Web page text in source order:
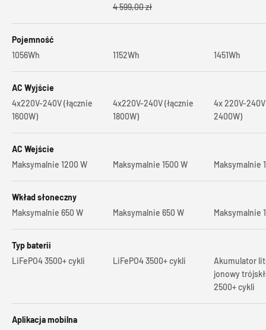
R1500
Cena regularna
4 599,00 zł
Pojemność
1056Wh
1152Wh 1451Wh
AC Wyjście
4x220V-240V (łącznie
1600W)
4x220V-240V (łącznie
1800W)
4x 220V-
2400W)
AC Wejście
Maksymalnie 1200 W
Maksymalnie 1500 W Maksymalnie
Wkład słoneczny
Maksymalnie 650 W
Maksymalnie 650 W Maksymalnie
Typ baterii
LiFePO4 3500+ cykli
LiFePO4 3500+ cykli
Akumulator
jonowy
2500+ cykli
Aplikacja mobilna